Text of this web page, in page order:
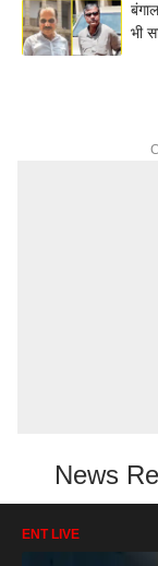
भी
News
ENT LIVE